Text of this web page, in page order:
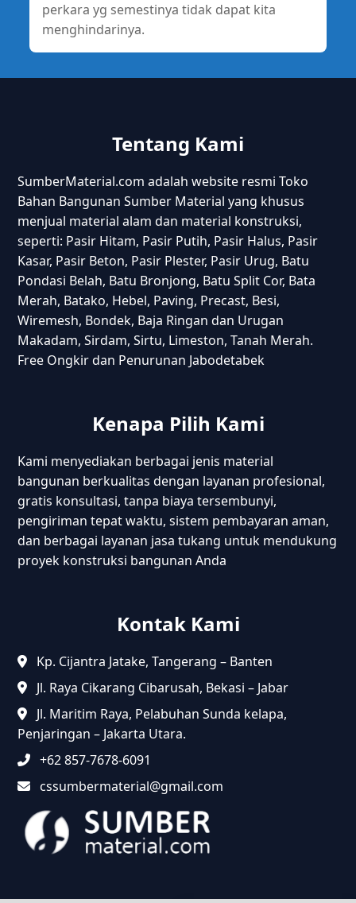
perkara yg semestinya tidak dapat kita
menghindarinya.
Tentang Kami
SumberMaterial.com adalah website resmi Toko
Bahan Bangunan Sumber Material yang khusus
menjual material alam dan material konstruksi,
seperti: Pasir Hitam, Pasir Putih, Pasir Halus, Pasir
Kasar, Pasir Beton, Pasir Plester, Pasir Urug, Batu
Pondasi Belah, Batu Bronjong, Batu Split Cor, Bata
Merah, Batako, Hebel, Paving, Precast, Besi,
Wiremesh, Bondek, Baja Ringan dan Urugan
Makadam, Sirdam, Sirtu, Limeston, Tanah Merah.
Free Ongkir dan Penurunan Jabodetabek
Kenapa Pilih Kami
Kami menyediakan berbagai jenis material
bangunan berkualitas dengan layanan profesional,
gratis konsultasi, tanpa biaya tersembunyi,
pengiriman tepat waktu, sistem pembayaran aman,
dan berbagai layanan jasa tukang untuk mendukung
proyek konstruksi bangunan Anda
Kontak Kami
Kp. Cijantra Jatake, Tangerang – Banten
Jl. Raya Cikarang Cibarusah, Bekasi – Jabar
Jl. Maritim Raya, Pelabuhan Sunda kelapa,
Penjaringan – Jakarta Utara.
+62 857-7678-6091
cssumbermaterial@gmail.com